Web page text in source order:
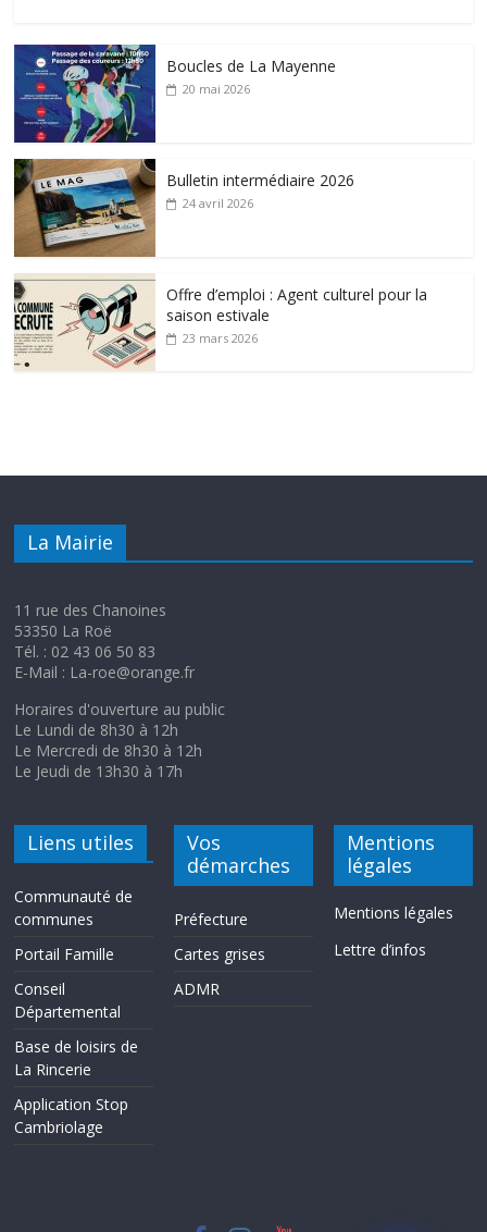
Boucles de La Mayenne
20 mai 2026
Bulletin intermédiaire 2026
24 avril 2026
Offre d’emploi : Agent culturel pour la
saison estivale
23 mars 2026
La Mairie
11 rue des Chanoines
53350 La Roë
Tél. : 02 43 06 50 83
E-Mail : La-roe@orange.fr
Horaires d'ouverture au public
Le Lundi de 8h30 à 12h
Le Mercredi de 8h30 à 12h
Le Jeudi de 13h30 à 17h
Liens utiles
Communauté de
communes
Portail Famille
Conseil
Départemental
Base de loisirs de
La Rincerie
Application Stop
Cambriolage
Vos
démarches
Préfecture
Cartes grises
ADMR
Mentions
légales
Mentions légales
Lettre d’infos